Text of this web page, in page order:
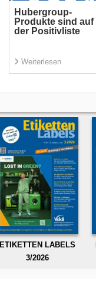
Hubergroup-
Produkte sind auf
der Positivliste
Weiterlesen
ETIKETTEN LABELS
3/2026